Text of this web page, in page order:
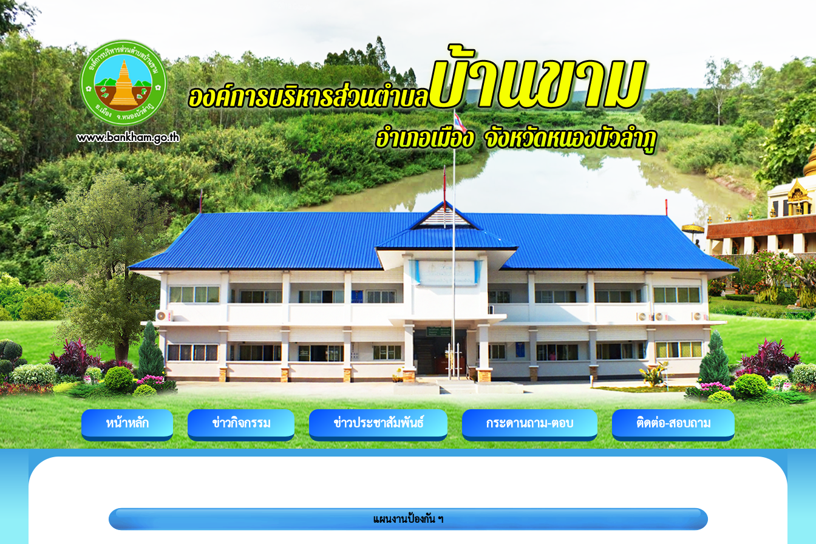
หน้าหลัก ข่าวกิจกรรม ข่าวประชาสัมพันธ์ กระดานถาม-ตอบ ติดต่อ-สอบถาม
แผนงานป้องกัน ฯ